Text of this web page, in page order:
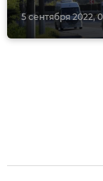
5 сентября 2022,